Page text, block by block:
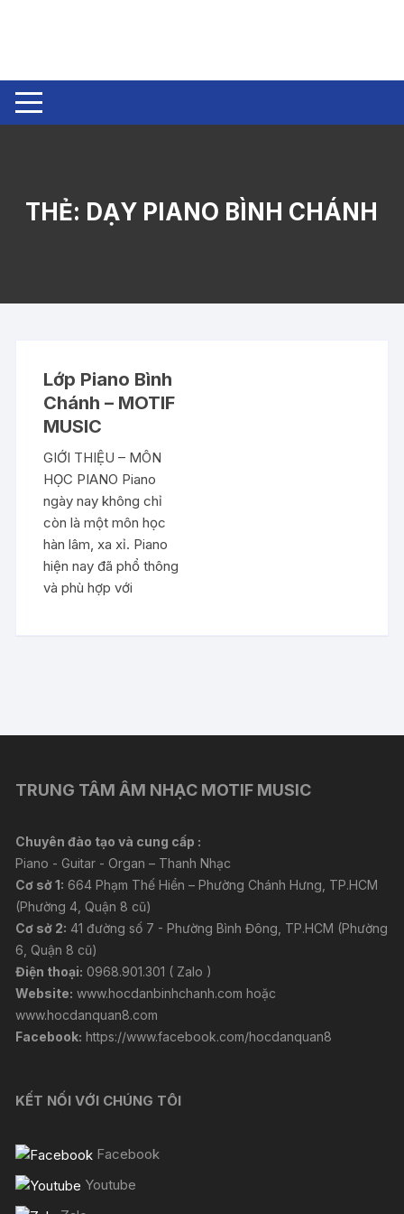
THẺ: DẠY PIANO BÌNH CHÁNH
Lớp Piano Bình
Chánh – MOTIF
MUSIC
GIỚI THIỆU – MÔN
HỌC PIANO Piano
ngày nay không chỉ
còn là một môn học
hàn lâm, xa xỉ. Piano
hiện nay đã phổ thông
và phù hợp với
TRUNG TÂM ÂM NHẠC MOTIF MUSIC
Chuyên đào tạo và cung cấp :
Piano - Guitar - Organ – Thanh Nhạc
Cơ sở 1: 664 Phạm Thế Hiển – Phường Chánh Hưng, TP.HCM
(Phường 4, Quận 8 cũ)
Cơ sở 2: 41 đường số 7 - Phường Bình Đông, TP.HCM (Phường
6, Quận 8 cũ)
Điện thoại: 0968.901.301 ( Zalo )
Website: www.hocdanbinhchanh.com hoặc
www.hocdanquan8.com
Facebook: https://www.facebook.com/hocdanquan8
KẾT NỐI VỚI CHÚNG TÔI
Facebook
Youtube